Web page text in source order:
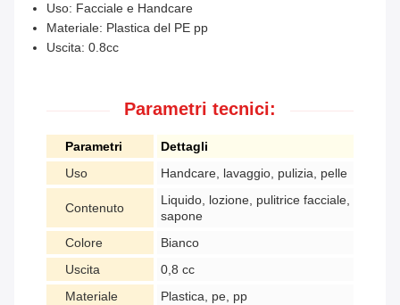
Uso: Facciale e Handcare
Materiale: Plastica del PE pp
Uscita: 0.8cc
Parametri tecnici:
Parametri
Dettagli
Uso
Handcare, lavaggio, pulizia, pelle
Contenuto
Liquido, lozione, pulitrice facciale,
sapone
Colore
Bianco
Uscita
0,8 cc
Materiale
Plastica, pe, pp